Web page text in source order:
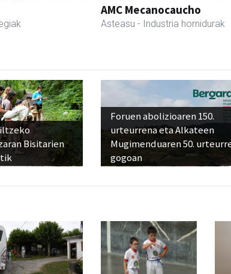
AMC Mecanocaucho
Asteasu - Industria hornidurak
Bisitarien
Foruen abolizioaren 150.
urteurrena eta Alkateen
Mugimenduaren 50.
gogoan